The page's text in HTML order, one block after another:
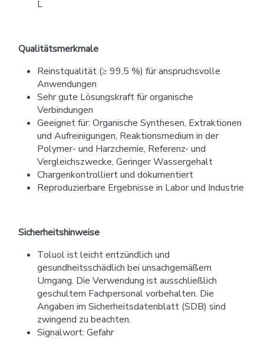
L
Qualitätsmerkmale
Reinstqualität (≥ 99,5 %) für anspruchsvolle
Anwendungen
Sehr gute Lösungskraft für organische
Verbindungen
Geeignet für: Organische Synthesen, Extraktionen
und Aufreinigungen, Reaktionsmedium in der
Polymer- und Harzchemie, Referenz- und
Vergleichszwecke, Geringer Wassergehalt
Chargenkontrolliert und dokumentiert
Reproduzierbare Ergebnisse in Labor und Industrie
Sicherheitshinweise
Toluol ist leicht entzündlich und
gesundheitsschädlich bei unsachgemäßem
Umgang. Die Verwendung ist ausschließlich
geschultem Fachpersonal vorbehalten. Die
Angaben im Sicherheitsdatenblatt (SDB) sind
zwingend zu beachten.
Signalwort: Gefahr